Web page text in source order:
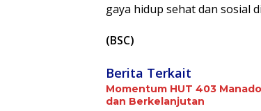
gaya hidup sehat dan sosial
(BSC)
Berita Terkait
Momentum HUT 403
dan Berkelanjutan